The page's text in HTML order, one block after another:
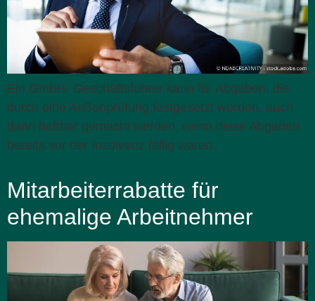
Ein GmbH- Geschäftsführer kann für Abgaben, die
durch eine Außenprüfung festgesetzt werden, auch
dann haftbar gemacht werden, wenn diese Abgaben
bereits vor der Insolvenz fällig waren.
Mitarbeiterrabatte für
ehemalige Arbeitnehmer